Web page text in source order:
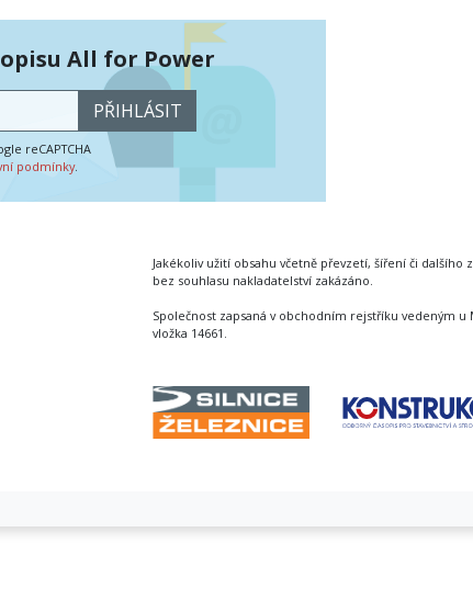
All for Power
PŘIHLÁSIT
reCAPTCHA
podmínky.
Jakékoliv užití obsahu včetně převzetí, šíření či
bez souhlasu nakladatelství zakázáno.
Společnost zapsaná v obchodním rejstříku vedeným u
vložka 14661.